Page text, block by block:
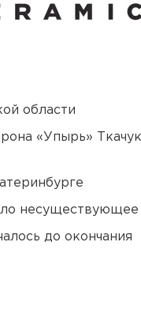
области
«Упырь»
несуществующее
до окончания